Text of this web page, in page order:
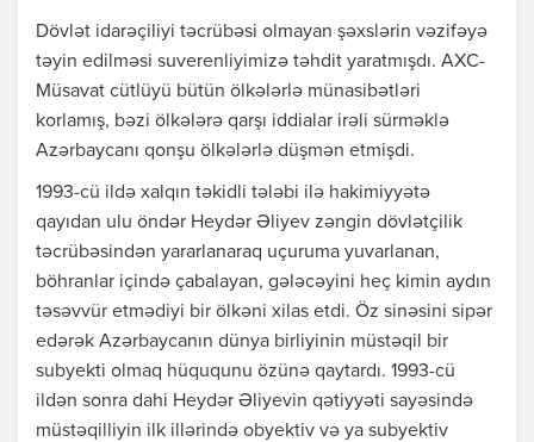
Dövlət idarəçiliyi təcrübəsi olmayan şəxslərin vəzifəyə
təyin edilməsi suverenliyimizə təhdit yaratmışdı. AXC-
Müsavat cütlüyü bütün ölkələrlə münasibətləri
korlamış, bəzi ölkələrə qarşı iddialar irəli sürməklə
Azərbaycanı qonşu ölkələrlə düşmən etmişdi.
1993-cü ildə xalqın təkidli tələbi ilə hakimiyyətə
qayıdan ulu öndər Heydər Əliyev zəngin dövlətçilik
təcrübəsindən yararlanaraq uçuruma yuvarlanan,
böhranlar içində çabalayan, gələcəyini heç kimin aydın
təsəvvür etmədiyi bir ölkəni xilas etdi. Öz sinəsini sipər
edərək Azərbaycanın dünya birliyinin müstəqil bir
subyekti olmaq hüququnu özünə qaytardı. 1993-cü
ildən sonra dahi Heydər Əliyevin qətiyyəti sayəsində
müstəqilliyin ilk illərində obyektiv və ya subyektiv